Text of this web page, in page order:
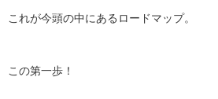
これが今頭の中にあるロードマップ。
この第一歩！